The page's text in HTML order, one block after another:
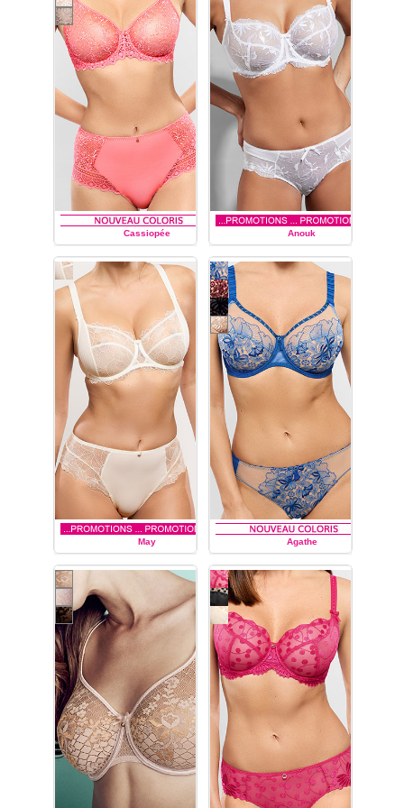
Découvrez toute la
collection de lingerie
Pompadour de la marque
Empreinte :soutien-gorge
du bonnet C au bonnet
soutien-gorge
soutien-gorge
corbeille, guêpière, shorty
string, slip, culotte.
Cassiopée
EMPREINTE
Anouk
EMPREINTE
May
EMPREINTE
Agathe
EMPREINTE